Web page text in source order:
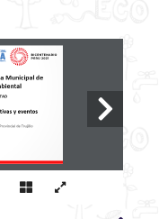
de Trujillo
Municipal de
y eventos